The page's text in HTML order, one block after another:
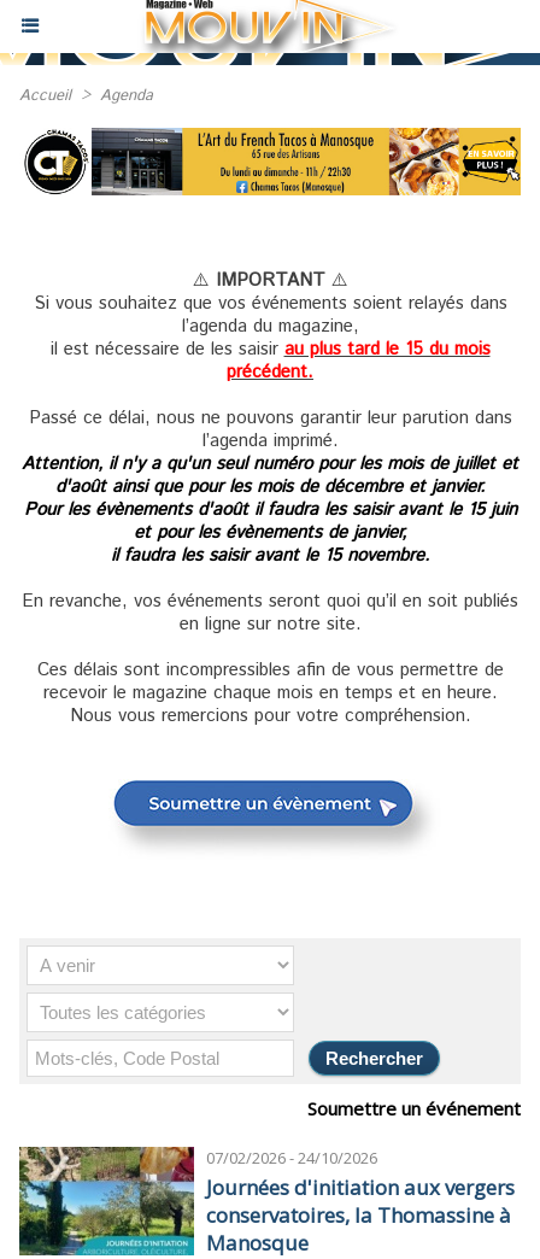
Accueil > Agenda
⚠️ IMPORTANT⚠️
Si vous souhaitez que vos événements soient relayés dans
l’agenda du magazine,
il est nécessaire de les saisir au plus tard le 15 du mois
précédent.
Passé ce délai, nous ne pouvons garantir leur parution dans
l’agenda imprimé.
Attention, il n'y a qu'un seul numéro pour les mois de juillet et
d'août ainsi que pour les mois de décembre et janvier.
Pour les évènements d'août il faudra les saisir avant le 15 juin
et pour les évènements de janvier,
il faudra les saisir avant le 15 novembre.
En revanche, vos événements seront quoi qu’il en soit publiés
en ligne sur notre site.
Ces délais sont incompressibles afin de vous permettre de
recevoir le magazine chaque mois en temps et en heure.
Nous vous remercions pour votre compréhension.
Soumettre un événement
07/02/2026 - 24/10/2026
Journées d'initiation aux vergers
conservatoires, la Thomassine à
Manosque